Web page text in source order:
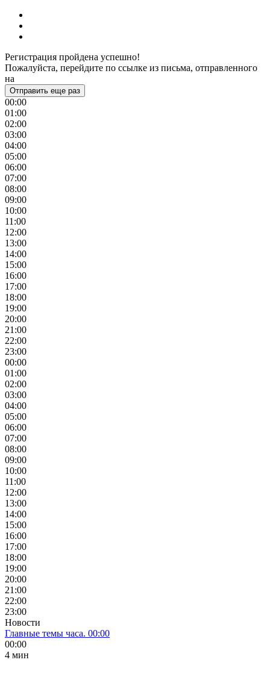
Регистрация пройдена успешно!
Пожалуйста, перейдите по ссылке из письма, отправленного
на
Отправить еще раз
00:00
01:00
02:00
03:00
04:00
05:00
06:00
07:00
08:00
09:00
10:00
11:00
12:00
13:00
14:00
15:00
16:00
17:00
18:00
19:00
20:00
21:00
22:00
23:00
00:00
01:00
02:00
03:00
04:00
05:00
06:00
07:00
08:00
09:00
10:00
11:00
12:00
13:00
14:00
15:00
16:00
17:00
18:00
19:00
20:00
21:00
22:00
23:00
Новости
Главные темы часа. 00:00
00:00
4 мин